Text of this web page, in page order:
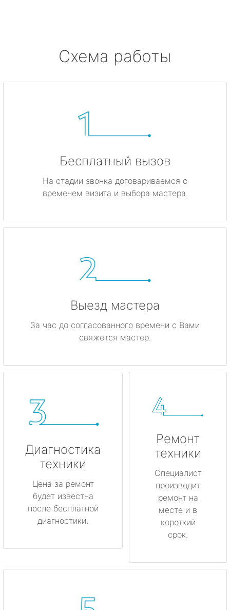
Схема работы
Бесплатный вызов
На стадии звонка договариваемся с
временем визита и выбора мастера.
Выезд мастера
За час до согласованного времени с Вами
свяжется мастер.
Диагностика
техники
Цена за ремонт
будет известна
после бесплатной
диагностики.
Ремонт
техники
Специалист
производит
ремонт на
месте и в
короткий
срок.